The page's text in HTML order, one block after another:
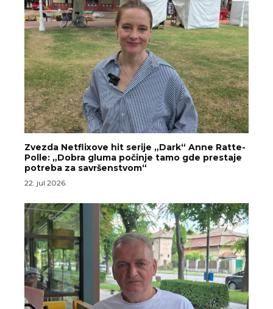
Zvezda Netflixove hit serije „Dark“ Anne Ratte-
Polle: „Dobra gluma počinje tamo gde prestaje
potreba za savršenstvom“
22. jul 2026.